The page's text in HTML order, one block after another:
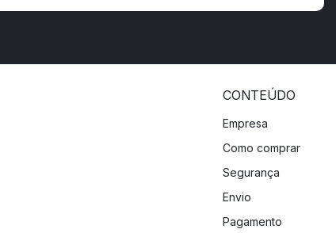
CONTEÚDO
Empresa
Como comprar
Segurança
Envio
Pagamento